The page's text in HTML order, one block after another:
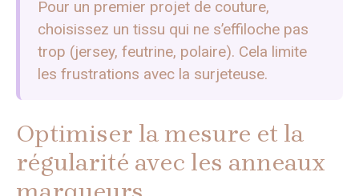
Pour un premier projet de couture,
choisissez un tissu qui ne s’effiloche pas
trop (jersey, feutrine, polaire). Cela limite
les frustrations avec la surjeteuse.
Optimiser la mesure et la
régularité avec les anneaux